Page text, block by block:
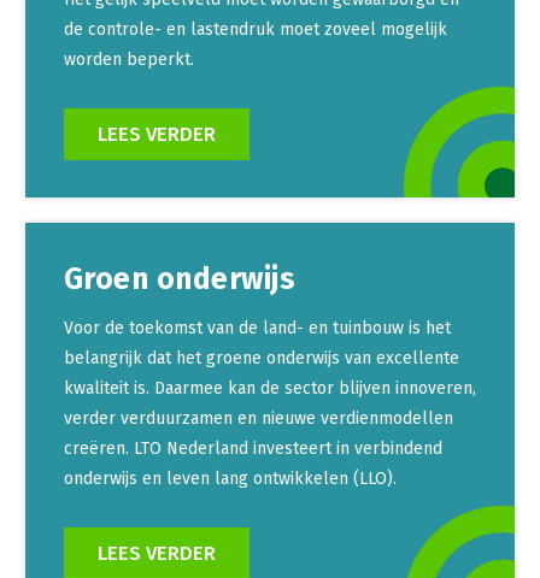
de controle- en lastendruk moet zoveel mogelijk
worden beperkt.
LEES VERDER
Groen onderwijs
Voor de toekomst van de land- en tuinbouw is het
belangrijk dat het groene onderwijs van excellente
kwaliteit is. Daarmee kan de sector blijven innoveren,
verder verduurzamen en nieuwe verdienmodellen
creëren. LTO Nederland investeert in verbindend
onderwijs en leven lang ontwikkelen (LLO).
LEES VERDER